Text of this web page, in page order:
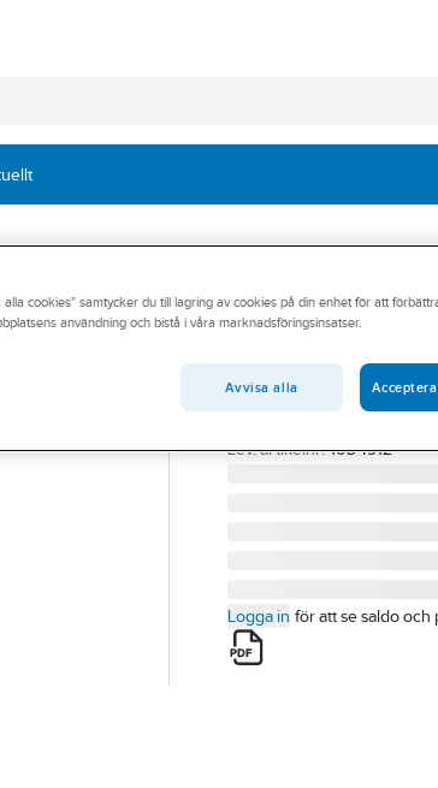
MILLER®
Tripod +
Lev. artikelnr: 1034912
Logga in för att se saldo och
cookies" samtycker du till lagring av cookies på din enhet för att
användning och bistå i våra marknadsföringsinsatser.
Avvisa alla